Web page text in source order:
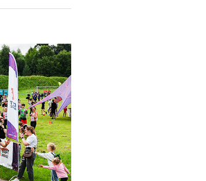
для
украинцев
сообщил
ВСУ на
за два с
посетил